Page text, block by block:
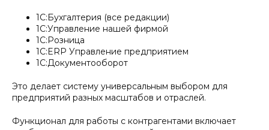
1С:Бухгалтерия (все редакции)
1С:Управление нашей фирмой
1С:Розница
1С:ERP Управление предприятием
1С:Документооборот
Это делает систему универсальным выбором для
предприятий разных масштабов и отраслей.
Функционал для работы с контрагентами включает